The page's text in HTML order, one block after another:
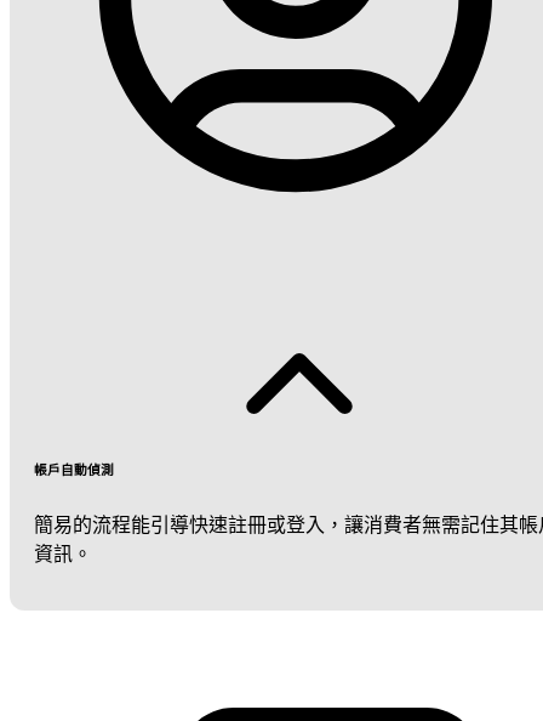
帳戶自動偵測
簡易的流程能引導快速註冊或登入，讓消費者無需記住其帳
資訊。